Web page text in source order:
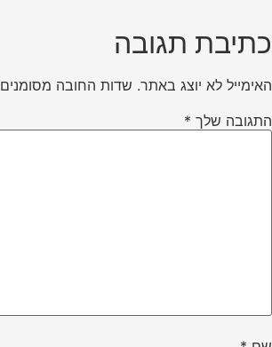
כתיבת תגובה
האימייל לא יוצג באתר. שדות החובה מסומנים
התגובה שלך *